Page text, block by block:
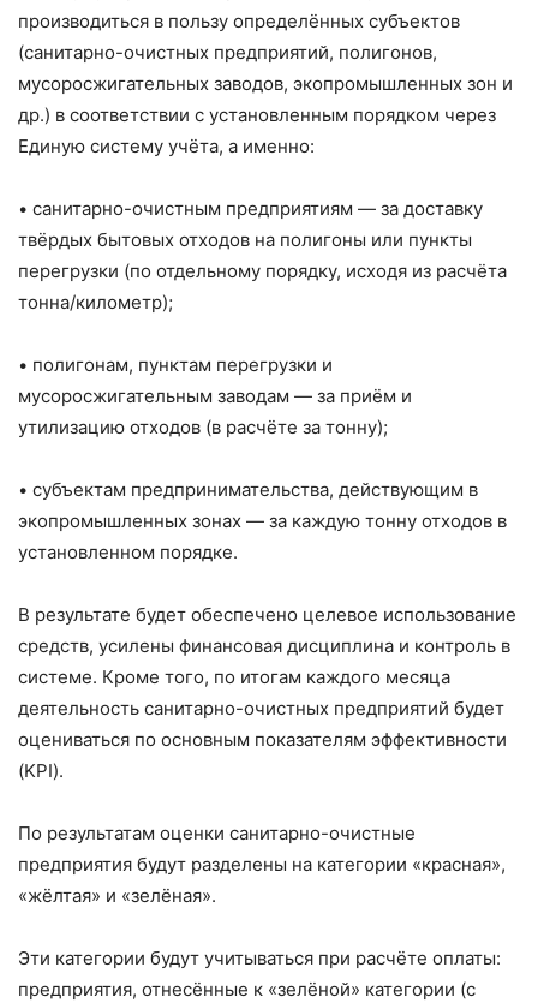
производиться в пользу определённых субъектов
(санитарно-очистных предприятий, полигонов,
мусоросжигательных заводов, экопромышленных зон и
др.) в соответствии с установленным порядком через
Единую систему учёта, а именно:
• санитарно-очистным предприятиям — за доставку
твёрдых бытовых отходов на полигоны или пункты
перегрузки (по отдельному порядку, исходя из расчёта
тонна/километр);
• полигонам, пунктам перегрузки и
мусоросжигательным заводам — за приём и
утилизацию отходов (в расчёте за тонну);
• субъектам предпринимательства, действующим в
экопромышленных зонах — за каждую тонну отходов в
установленном порядке.
В результате будет обеспечено целевое использование
средств, усилены финансовая дисциплина и контроль в
системе. Кроме того, по итогам каждого месяца
деятельность санитарно-очистных предприятий будет
оцениваться по основным показателям эффективности
(KPI).
По результатам оценки санитарно-очистные
предприятия будут разделены на категории «красная»,
«жёлтая» и «зелёная».
Эти категории будут учитываться при расчёте оплаты:
предприятия, отнесённые к «зелёной» категории (с